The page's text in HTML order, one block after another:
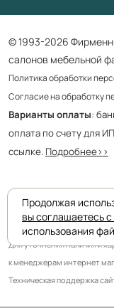
© 1993-2026
салонов мебельной
Политика обработки
Согласие на обработку
Варианты оплаты:
оплата по счету для
ссылке. Подробнее>>
Приведенная на сайте
и носит информационно
Для уточнения наличия и
к менеджерам интернет
Техническая поддержка
Продолжая
вы соглашаетесь с
использования